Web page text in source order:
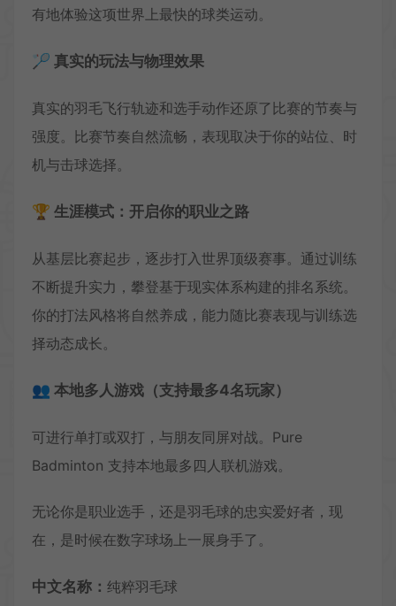
有地体验这项世界上最快的球类运动。
🏸 真实的玩法与物理效果
真实的羽毛飞行轨迹和选手动作还原了比赛的节奏与
强度。比赛节奏自然流畅，表现取决于你的站位、时
机与击球选择。
🏆 生涯模式：开启你的职业之路
从基层比赛起步，逐步打入世界顶级赛事。通过训练
不断提升实力，攀登基于现实体系构建的排名系统。
你的打法风格将自然养成，能力随比赛表现与训练选
择动态成长。
👥 本地多人游戏（支持最多4名玩家）
可进行单打或双打，与朋友同屏对战。Pure
Badminton 支持本地最多四人联机游戏。
无论你是职业选手，还是羽毛球的忠实爱好者，现
在，是时候在数字球场上一展身手了。
中文名称： 纯粹羽毛球